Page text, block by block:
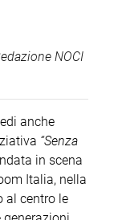
NOCI
anche
“Senza
in scena
Italia, nella
al centro le